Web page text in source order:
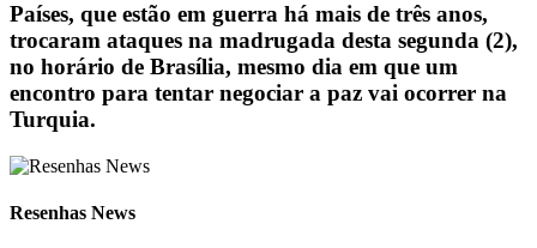
Países, que estão em guerra há mais de três anos,
trocaram ataques na madrugada desta segunda (2),
no horário de Brasília, mesmo dia em que um
encontro para tentar negociar a paz vai ocorrer na
Turquia.
Resenhas News